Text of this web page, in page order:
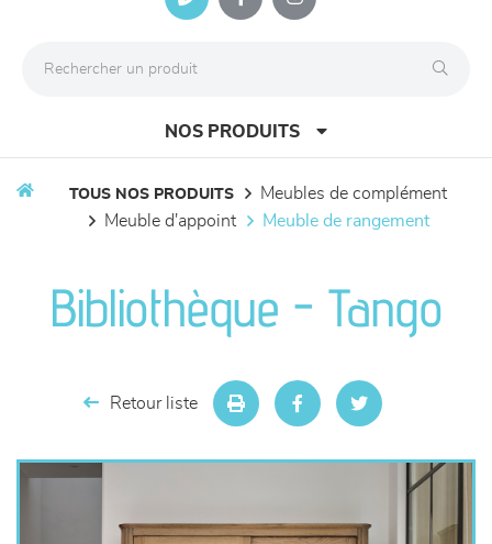
NOS PRODUITS
séjours
chambres et dressing
TOUS NOS PRODUITS
meubles de complément
meuble d'appoint
meuble de rangement
Bibliothèque - Tango
Retour liste